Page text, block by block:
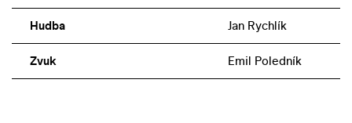
Hudba Jan Rychlík
Zvuk Emil Poledník